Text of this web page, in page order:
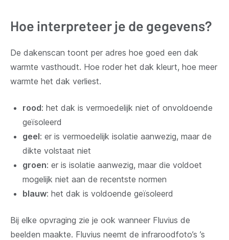
Hoe interpreteer je de gegevens?
De dakenscan toont per adres hoe goed een dak
warmte vasthoudt. Hoe roder het dak kleurt, hoe meer
warmte het dak verliest.
rood: het dak is vermoedelijk niet of onvoldoende
geïsoleerd
geel: er is vermoedelijk isolatie aanwezig, maar de
dikte volstaat niet
groen: er is isolatie aanwezig, maar die voldoet
mogelijk niet aan de recentste normen
blauw: het dak is voldoende geïsoleerd
Bij elke opvraging zie je ook wanneer Fluvius de
beelden maakte. Fluvius neemt de infraroodfoto’s ’s